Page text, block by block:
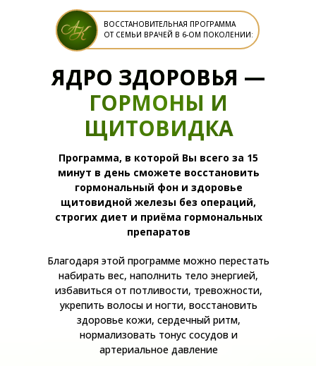
ВОССТАНОВИТЕЛЬНАЯ ПРОГРАММА
ОТ СЕМЬИ ВРАЧЕЙ В 6-ОМ ПОКОЛЕНИИ:
ЯДРО ЗДОРОВЬЯ —
ГОРМОНЫ И
ЩИТОВИДКА
Программа, в которой Вы всего за 15
минут в день сможете восстановить
гормональный фон и здоровье
щитовидной железы без операций,
строгих диет и приёма гормональных
препаратов
Благодаря этой программе можно перестать
набирать вес, наполнить тело энергией,
избавиться от потливости, тревожности,
укрепить волосы и ногти, восстановить
здоровье кожи, сердечный ритм,
нормализовать тонус сосудов и
артериальное давление